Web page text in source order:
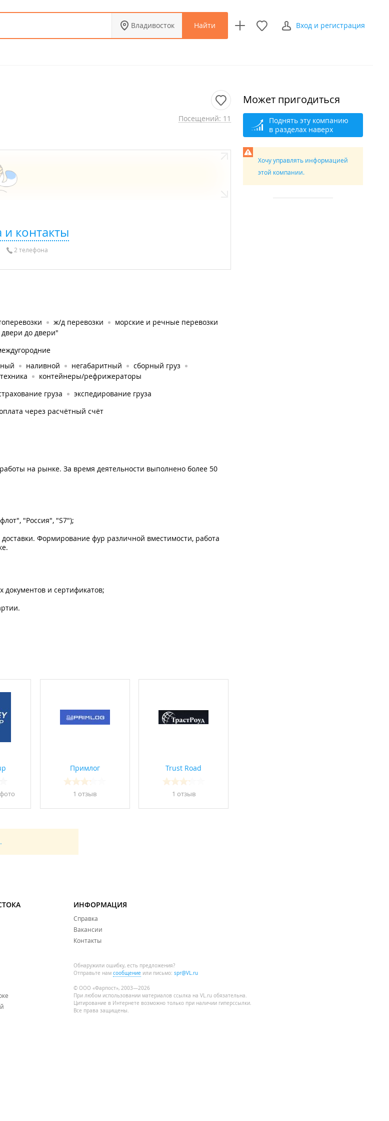
Владивосток Найти Вход и регистрация
Посещений: 11
и контакты
2 телефона
ж/д перевозки
морские и речные перевозки
двери до двери"
наливной негабаритный
сборный груз
техника
контейнеры/рефрижераторы
груза
экспедирование груза
через расчётный счёт
на рынке. За время деятельности выполнено более 50
"Россия", "S7");
Формирование фур различной вместимости, работа
и сертификатов;
Примлог
1 отзыв
Trust Road
1 отзыв
Может пригодиться
Поднять эту компанию
в разделах наверх
Хочу управлять информацией
этой компании.
ИНФОРМАЦИЯ
Справка
Вакансии
Контакты
Обнаружили ошибку, есть предложения?
Отправьте нам сообщение или письмо: spr@VL.ru
© ООО «Фарпост», 2003—2026
При любом использовании материалов ссылка на VL.ru обязательна.
Цитирование в Интернете возможно только при наличии гиперссылки.
Все права защищены.